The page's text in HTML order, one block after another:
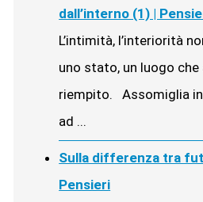
dall’interno (1) |
L’intimità, l’interiorità
uno stato, un luogo
riempito. Assomiglia
ad ...
Sulla differenza tra
Pensieri